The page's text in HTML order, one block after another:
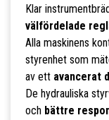
Klar
välfördelade
Alla maskinens
styrenhet som
av ett avancerat
De hydrauliska
och bättre